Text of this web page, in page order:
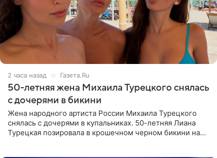
2 часа назад Газета.Ru
50-летняя жена Михаила Турецкого снялась
с дочерями в бикини
Жена народного артиста России Михаила Турецкого
снялась с дочерями в купальниках. 50-летняя Лиана
Турецкая позировала в крошечном черном бикини на